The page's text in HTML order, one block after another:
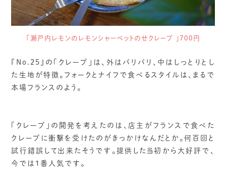
「瀬戸内レモンのレモンシャーベットのせクレープ 」700円
『No.25』の「クレープ」は、外はパリパリ、中はしっとりとし
た生地が特徴。フォークとナイフで食べるスタイルは、まるで
本場フランスのよう。
「クレープ」の開発を考えたのは、店主がフランスで食べた
クレープに衝撃を受けたのがきっかけなんだとか。何百回と
試行錯誤して出来たそうです。提供した当初から大好評で、
今では1番人気です。